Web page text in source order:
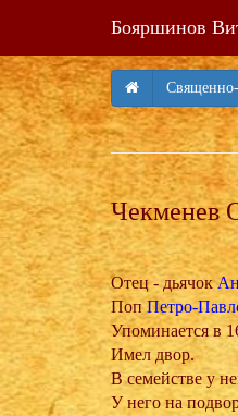
Бояршинов
Чекменев
Отец - дьячок
ПопПетро-
Упоминается в
Имел двор.
В семействе у
У него на